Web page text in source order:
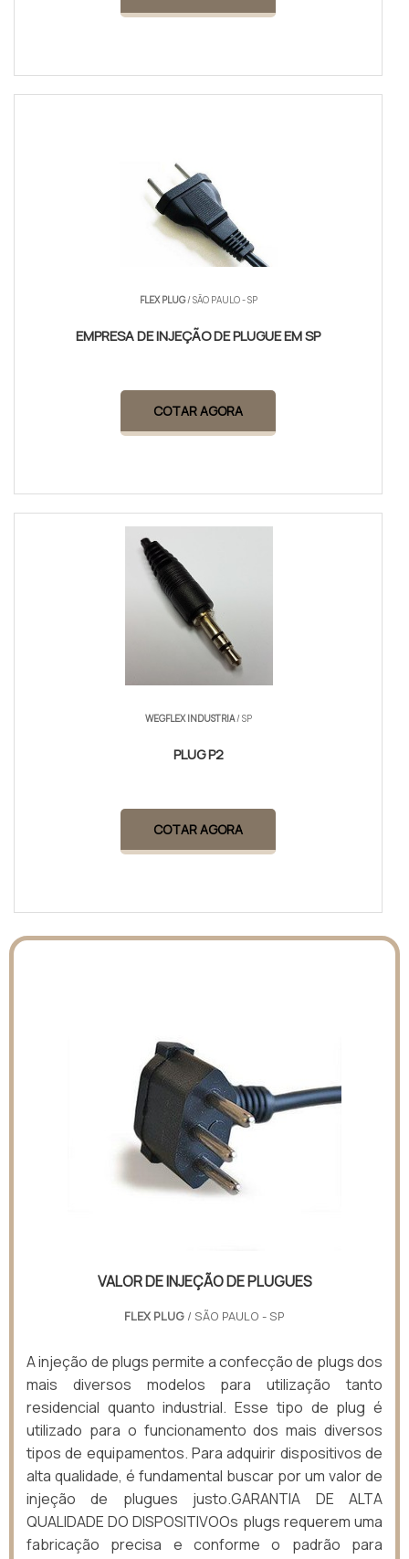
FLEX PLUG/ SÃO PAULO - SP
EMPRESA DE INJEÇÃO DE PLUGUE EM SP
COTAR AGORA
WEGFLEX INDUSTRIA/ SP
PLUG P2
COTAR AGORA
VALOR DE INJEÇÃO DE PLUGUES
FLEX PLUG / SÃO PAULO - SP
A injeção de plugs permite a confecção de plugs dos
mais diversos modelos para utilização tanto
residencial quanto industrial. Esse tipo de plug é
utilizado para o funcionamento dos mais diversos
tipos de equipamentos. Para adquirir dispositivos de
alta qualidade, é fundamental buscar por um valor de
injeção de plugues justo.GARANTIA DE ALTA
QUALIDADE DO DISPOSITIVOOs plugs requerem uma
fabricação precisa e conforme o padrão para